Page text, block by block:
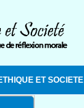
ET SOCIETE